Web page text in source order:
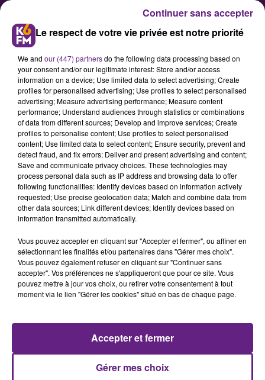
Contrat forêt : la région
Bourgogne-Franche-Comté doit
revoir sa copie selon France
Nature Environnement
Première Région à soumettre un
Programme Régional de la Forêt et
Franche Comté vient de recevoir
l'avis que l'Autorité
environnementale a rendu sur le
document élaboré avec les
environnementales. Un avis qui,
selon France Nature
Environnement, pourrait se
résumer par : "Doit mieux faire ! ".
Le respect de votre vie privée est notre priorité
We and our (447) partnersdo the following data processing based on
your consent and/or our legitimate interest: Store and/or access
information on a device; Use limited data to select advertising; Create
profiles for personalised advertising; Use profiles to select personalised
advertising; Measure advertising performance; Measure content
performance; Understand audiences through statistics or combinations
of data from different sources; Develop and improve services; Create
profiles to personalise content; Use profiles to select personalised
content; Use limited data to select content; Ensure security, prevent and
detect fraud, and fix errors; Deliver and present advertising and content;
Save and communicate privacy choices. These technologies may
process personal data such as IP address and browsing data to offer
following functionalities: Identify devices based on information actively
requested; Use precise geolocation data; Match and combine data from
other data sources; Link different devices; Identify devices based on
information transmitted automatically.
Vous pouvez accepter en cliquant sur "Accepter et fermer", ou affiner en
sélectionnant les finalités et/ou partenaires dans "Gérer mes choix".
Vous pouvez également refuser en cliquant sur "Continuer sans
accepter". Vos préférences ne s'appliqueront que pour ce site. Vous
pouvez mettre à jour vos choix, ou retirer votre consentement à tout
moment via le lien "Gérer les cookies" situé en bas de chaque page.
Gérer mes choix
Accepter et fermer
Continuer sans accepter